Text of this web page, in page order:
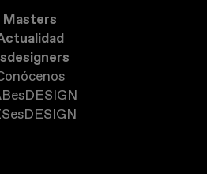
Masters